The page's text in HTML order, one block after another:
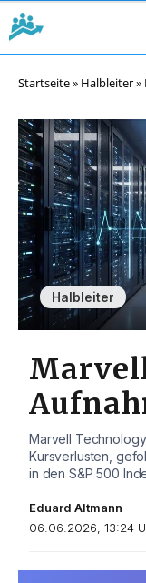
Startseite» Halbleiter»
Halbleiter
Marvell
Kursverlusten,
in den S&P 500
Eduard Altmann
06.06.2026, 13:24